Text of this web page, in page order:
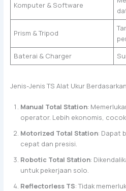
Komputer & Software
Prism & Tripod
Baterai & Charger
Jenis-Jenis TS Alat Ukur
Manual Total Station:
operator. Lebih ekonomis,
Motorized Total Station: Dapat
cepat dan presisi.
Robotic Total Station:
untuk pekerjaan solo.
Reflectorless TS: Tidak